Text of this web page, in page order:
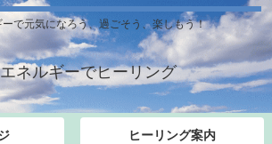
で元気になろう、過ごそう、楽しもう！
ネルギーでヒーリング
ヒーリング案内